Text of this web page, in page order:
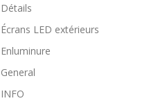
Détails
Écrans LED extérieurs
Enluminure
General
INFO